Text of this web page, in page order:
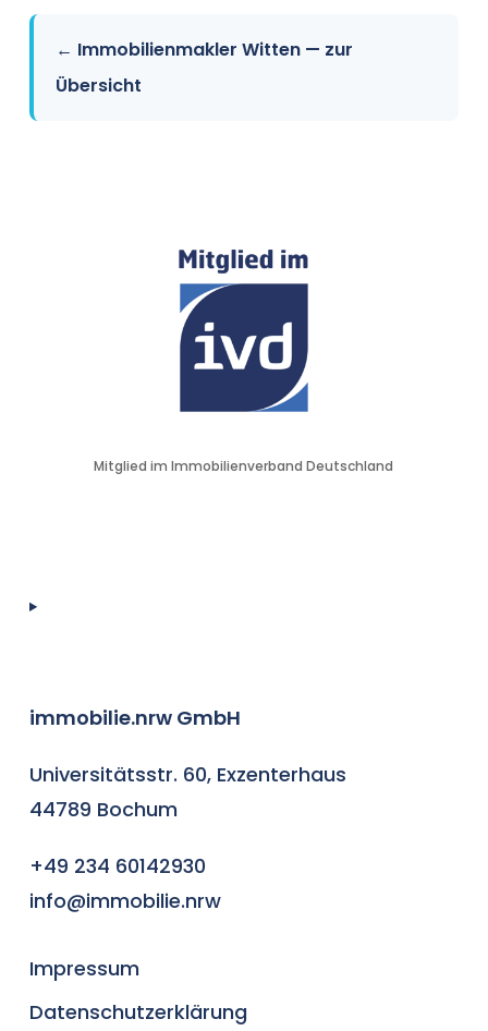
← Immobilienmakler Witten — zur
Übersicht
Mitglied im Immobilienverband Deutschland
immobilie.nrw GmbH
Universitätsstr. 60, Exzenterhaus
44789 Bochum
+49 234 60142930
info@immobilie.nrw
Impressum
Datenschutzerklärung